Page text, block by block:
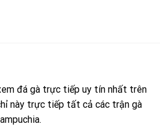
đá gà trực tiếp uy tín nhất trên
này trực tiếp tất cả các trận gà